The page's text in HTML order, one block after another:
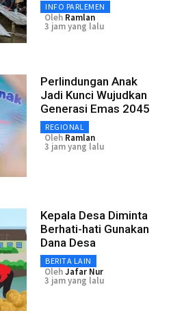
INFO PARLEMEN
Oleh Ramlan
3 jam yang lalu
Perlindungan Anak
Jadi Kunci Wujudkan
Generasi Emas 2045
REGIONAL
Oleh Ramlan
3 jam yang lalu
Kepala Desa Diminta
Berhati-hati Gunakan
Dana Desa
BERITA LAIN
OlehJafar Nur
3 jam yang lalu